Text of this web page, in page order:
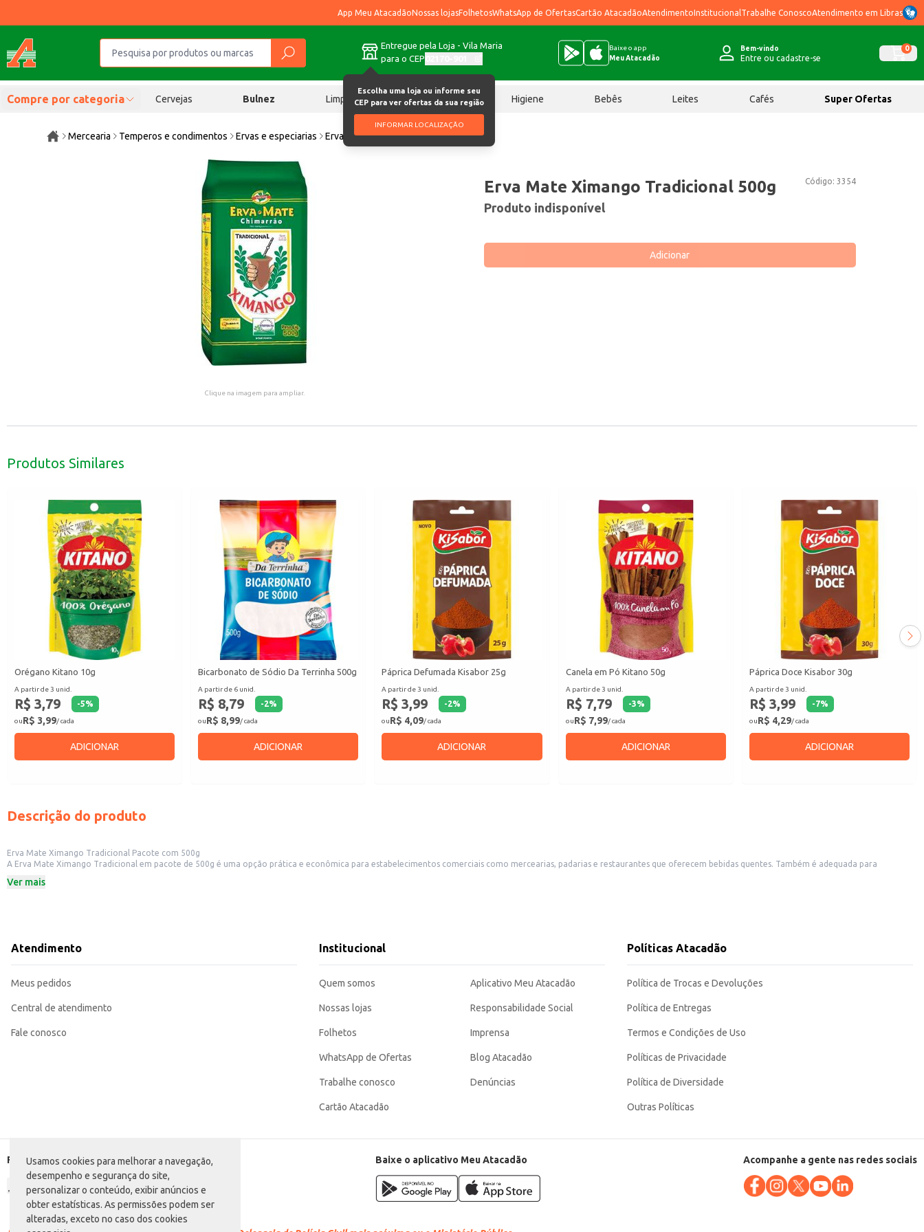
Usamos cookies para melhorar a navegação,
desempenho e segurança do site,
personalizar o conteúdo, exibir anúncios e
obter estatísticas. As permissões podem ser
alteradas, exceto no caso dos cookies
App Meu AtacadãoNossas lojasFolhetosWhatsApp de OfertasCartão AtacadãoAtendimentoInstitucional Trabalhe ConoscoAtendimento em Libras
Entregue pela Loja - Vila Maria
para o CEP
Escolha uma loja ou informe seu
CEP para ver ofertas da sua região
INFORMAR LOCALIZAÇÃO
Baixe o app
Meu Atacadão
Bem-vindo
Entre ou cadastre-se
0
Compre por categoria Cervejas Bulnez Limpeza Chocolates Higiene Bebês Leites Cafés Super Ofertas
Mercearia Temperos e condimentos Ervas e especiarias Erva Mate Ximango Tradicional 500g
Clique na imagem para ampliar.
Código: 3354
Erva Mate Ximango Tradicional 500g
Produto indisponível
Adicionar
Produtos Similares
Orégano Kitano 10g
A partir de 3 unid.
R$ 3,79 -5%
ouR$ 3,99/ cada
ADICIONAR
Bicarbonato de Sódio Da Terrinha 500g
A partir de 6 unid.
R$ 8,79 -2%
ouR$ 8,99/ cada
ADICIONAR
Páprica Defumada Kisabor 25g
A partir de 3 unid.
R$ 3,99 -2%
ouR$ 4,09/ cada
ADICIONAR
Canela em Pó Kitano 50g
A partir de 3 unid.
R$ 7,79 -3%
ouR$ 7,99/ cada
ADICIONAR
Páprica Doce Kisabor 30g
A partir de 3 unid.
R$ 3,99 -7%
ouR$ 4,29/ cada
ADICIONAR
Descrição do produto
Erva Mate Ximango Tradicional Pacote com 500g
A Erva Mate Ximango Tradicional em pacote de 500g é uma opção prática e econômica para estabelecimentos comerciais como mercearias, padarias e restaurantes que oferecem bebidas quentes. Também é adequada para
Dicas de uso:
A Erva Mate Ximango Tradicional oferece um produto de qualidade, em uma embalagem de fácil manuseio e armazenamento, proporcionando praticidade e rendimento para o consumidor final e para o varejista. Sua ampla
utilização em diferentes contextos garante versatilidade e bom retorno para quem a comercializa.
Marca: Ximango
Categoria: Ervas e especiarias
EAN: 7896744100181
Ver mais
Atendimento
Meus pedidos
Central de atendimento
Fale conosco
Institucional
Quem somos
Nossas lojas
Folhetos
WhatsApp de Ofertas
Trabalhe conosco
Cartão Atacadão
Aplicativo Meu Atacadão
Responsabilidade Social
Imprensa
Blog Atacadão
Denúncias
Políticas Atacadão
Política de Trocas e Devoluções
Política de Entregas
Termos e Condições de Uso
Políticas de Privacidade
Política de Diversidade
Outras Políticas
Formas de pagamento Baixe o aplicativo Meu Atacadão Acompanhe a gente nas redes sociais